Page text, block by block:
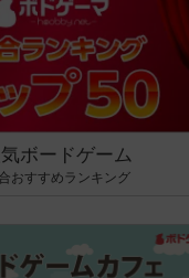
気ボードゲーム
おすすめランキング